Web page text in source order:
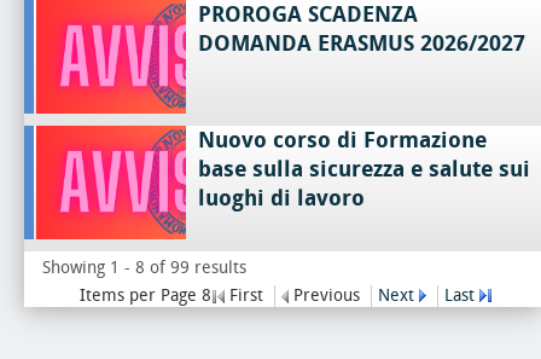
PROROGA SCADENZA
DOMANDA ERASMUS 2026/2027
Nuovo corso di Formazione
base sulla sicurezza e salute sui
luoghi di lavoro
Showing 1 - 8 of 99 results
Items per Page 8
First Previous Next Last